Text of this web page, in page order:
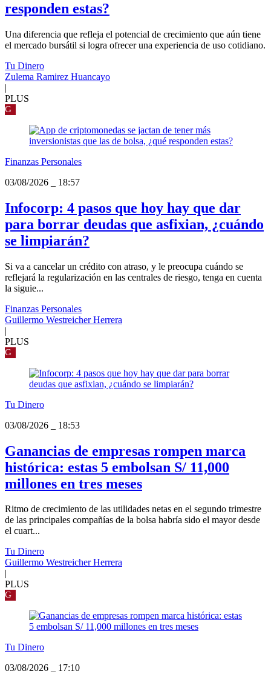
responden estas?
Una diferencia que refleja el potencial de crecimiento que aún tiene
el mercado bursátil si logra ofrecer una experiencia de uso cotidiano.
Tu Dinero
Zulema Ramirez Huancayo
|
PLUS
G
Finanzas Personales
03/08/2026
18:57
Infocorp: 4 pasos que hoy hay que dar
para borrar deudas que asfixian, ¿cuándo
se limpiarán?
Si va a cancelar un crédito con atraso, y le preocupa cuándo se
reflejará la regularización en las centrales de riesgo, tenga en cuenta
la siguie...
Finanzas Personales
Guillermo Westreicher Herrera
|
PLUS
G
Tu Dinero
03/08/2026
18:53
Ganancias de empresas rompen marca
histórica: estas 5 embolsan S/ 11,000
millones en tres meses
Ritmo de crecimiento de las utilidades netas en el segundo trimestre
de las principales compañías de la bolsa habría sido el mayor desde
el cuart...
Tu Dinero
Guillermo Westreicher Herrera
|
PLUS
G
Tu Dinero
03/08/2026
17:10